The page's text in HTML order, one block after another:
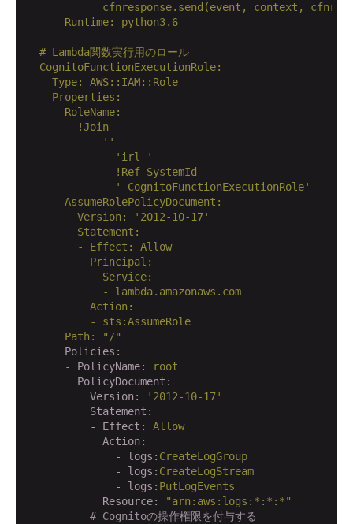
cfnresponse.send(event, context,
      Runtime: python3.6
  # Lambda関数実行用のロール
  CognitoFunctionExecutionRole:
    Type: AWS::IAM::Role
    Properties:
      RoleName:
        !Join
          - ''
          - - 'irl-'
            - !Ref SystemId
            - '-CognitoFunctionExecutionRole'
      AssumeRolePolicyDocument:
        Version: '2012-10-17'
        Statement:
        - Effect: Allow
          Principal:
            Service:
            - lambda.amazonaws.com
          Action:
          - sts:AssumeRole
      Path: "
/"
      Policies:
      - PolicyName:
root
        PolicyDocument:
          Version:
'2012-10-17'
          Statement:
          - Effect:
Allow
            Action:
              - logs:
CreateLogGroup
              - logs:
CreateLogStream
              - logs:
PutLogEvents
            Resource:
"arn:aws:logs:*:*:*"
# Cognitoの操作権限を付与する